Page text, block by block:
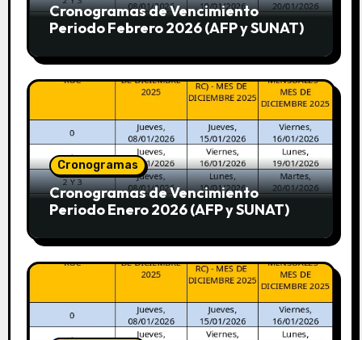
Cronogramas de Vencimiento
Periodo Febrero 2026 (AFP y SUNAT)
Cronogramas
Cronogramas de Vencimiento
Periodo Enero 2026 (AFP y SUNAT)